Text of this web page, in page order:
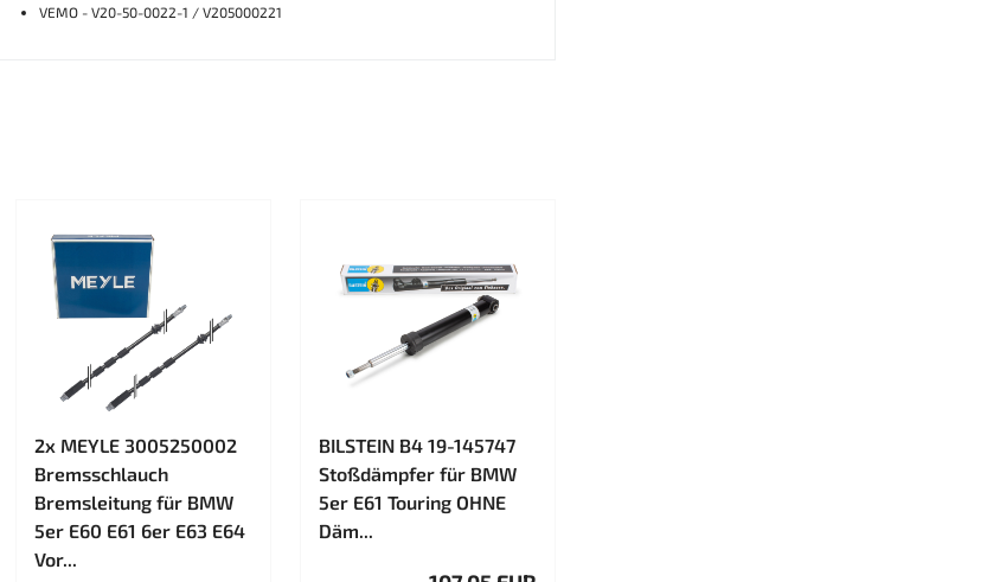
VEMO - V20-50-0022-1 / V205000221
2x MEYLE 3005250002
Bremsschlauch
Bremsleitung für BMW
5er E60 E61 6er E63 E64
Vor...
BILSTEIN B4 19-145747
Stoßdämpfer für BMW
5er E61 Touring OHNE
Däm...